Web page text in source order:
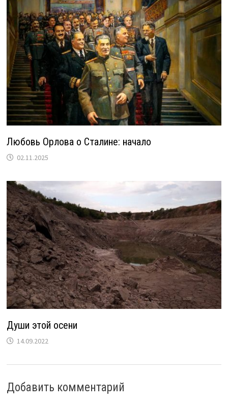
Любовь Орлова о Сталине: начало
02.11.2025
Души этой осени
14.09.2022
Добавить комментарий